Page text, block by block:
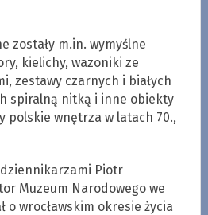
zostały m.in. wymyślne
kielichy, wazoniki ze
zestawy czarnych i białych
spiralną nitką i inne obiekty
polskie wnętrza w latach 70.,
Piotr
Muzeum Narodowego we
o wrocławskim okresie życia